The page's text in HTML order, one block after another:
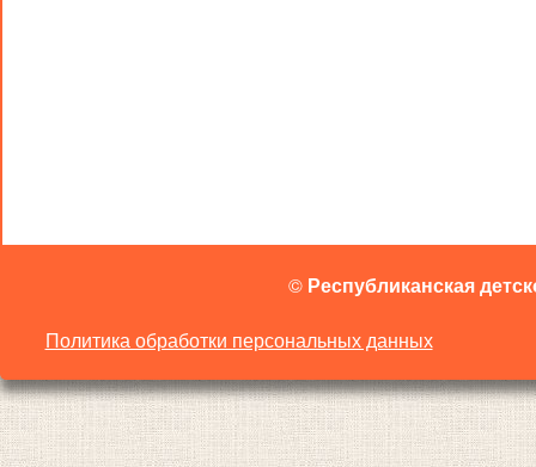
© Республиканская
Политика обработки персональных данных